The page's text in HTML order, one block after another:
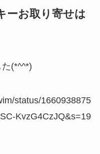
ーお取り寄せは
(*^^*)
status/1660938875
KvzG4CzJQ&s=19